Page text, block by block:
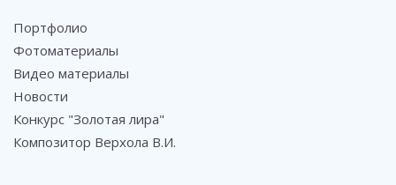
Портфолио
Фотоматериалы
Видео материалы
Новости
Конкурс "Золотая лира"
Композитор Верхола В.И.